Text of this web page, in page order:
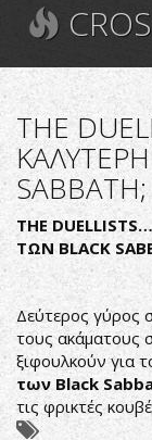
THE
SABBATH;
THE DUELLISTS
ΤΩΝ BLACK
Δεύτερος γύρος
τους ακάματους
ξιφουλκούν για
των Black
τις φρικτές